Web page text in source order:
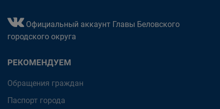
Официальный аккаунт Главы Беловского
городского округа
РЕКОМЕНДУЕМ
Обращения граждан
Паспорт города